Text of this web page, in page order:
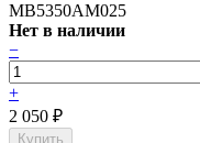
MB5350AM025
Нет в наличии
−
+
2 050 ₽